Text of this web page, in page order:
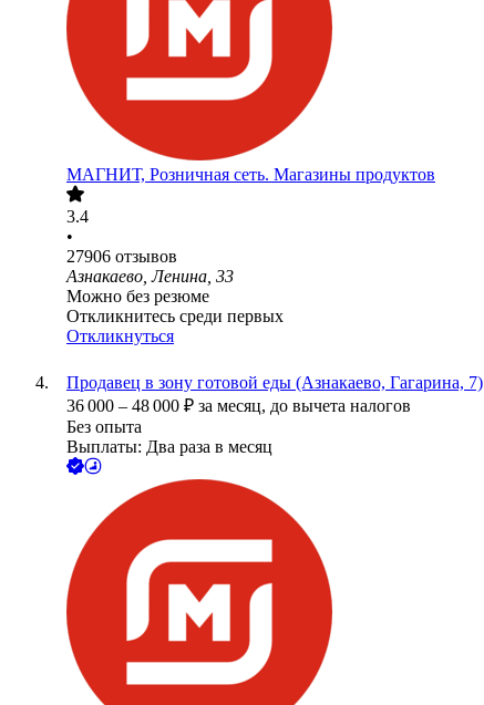
МАГНИТ, Розничная сеть. Магазины продуктов
3.4
•
27906 отзывов
Азнакаево, Ленина, 33
Можно без резюме
Откликнитесь среди первых
Откликнуться
Продавец в зону готовой еды (Азнакаево, Гагарина, 7)
36 000 – 48 000 ₽ за месяц, до вычета налогов
Без опыта
Выплаты: Два раза в месяц